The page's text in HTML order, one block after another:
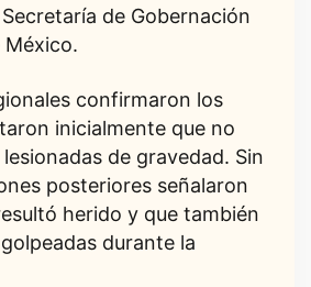
de Gobernación
México.
confirmaron los
inicialmente que no
de gravedad. Sin
posteriores señalaron
herido y que también
durante la